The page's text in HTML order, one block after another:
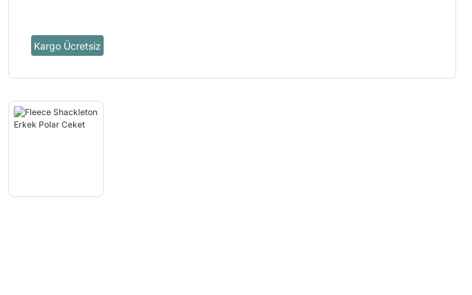
Kargo Ücretsiz